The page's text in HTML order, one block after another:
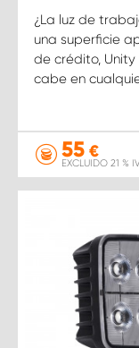
¿La luz de
una superficie
de crédito,
cabe en
55 €
EXCLUIDO 21 %